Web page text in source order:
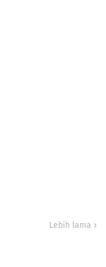
Lebih lama